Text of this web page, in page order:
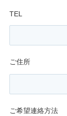
TEL
ご住所
ご希望連絡方法